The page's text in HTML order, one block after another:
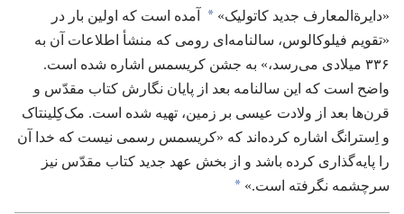
«دایرة‌المعارف جدید کاتولیک»‏ *
آمده است که اولین بار در
«تقویم فیلوکالوس،‏ سالنامه‌ای رومی که منشأ اطلاعات آن به
۳۳۶ میلادی می‌رسد،‏» به جشن کریسمس اشاره شده است.‏
واضح است که این سالنامه بعد از پایان نگارش کتاب مقدّس و
قرن‌ها بعد از ولادت عیسی بر زمین،‏ تهیه شده است.‏ مک‌کِلینتاک
و اِسترانگ اشاره کرده‌اند که «کریسمس رسمی نیست که خدا آن
را پایه‌گذاری کرده باشد و از بخش عهد جدید کتاب مقدّس نیز
سرچشمه نگرفته است.‏»‏ *